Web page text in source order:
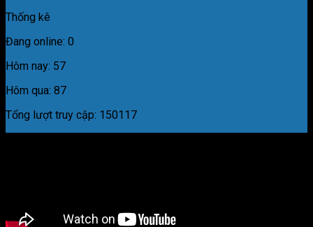
Thống kê
Đang online: 0
Hôm nay: 57
Hôm qua: 87
Tổng lượt truy cập: 150117